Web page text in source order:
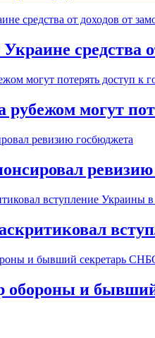
средства
рубежом могут
обороны и